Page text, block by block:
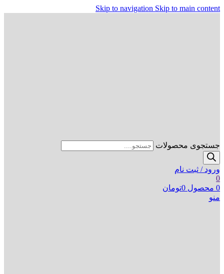
Skip to navigation Skip to main content
جستجوی محصولات
ورود / ثبت نام
0
0 محصول 0تومان
منو